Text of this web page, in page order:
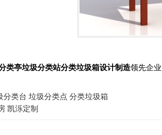
类亭垃圾分类站分类垃圾箱设计制造领先企业
分类台 垃圾分类点 分类垃圾箱
凯泺定制